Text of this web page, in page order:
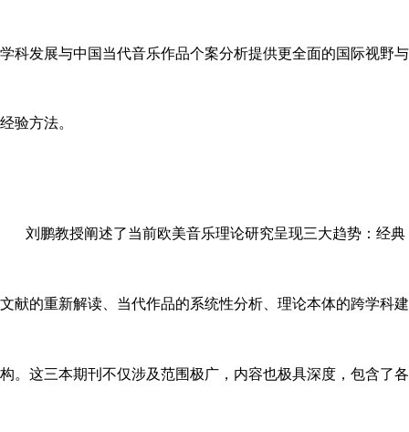
学科发展与中国当代音乐作品个案分析提供更全面的国际视野与
经验方法。
刘鹏教授阐述了当前欧美音乐理论研究呈现三大趋势：经典
文献的重新解读、当代作品的系统性分析、理论本体的跨学科建
构。这三本期刊不仅涉及范围极广，内容也极具深度，包含了各